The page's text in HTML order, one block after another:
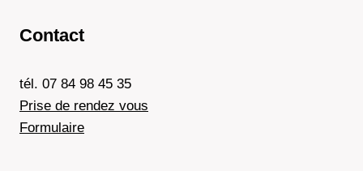
Contact
tél. 07 84 98 45 35
Prise de rendez vous
Formulaire